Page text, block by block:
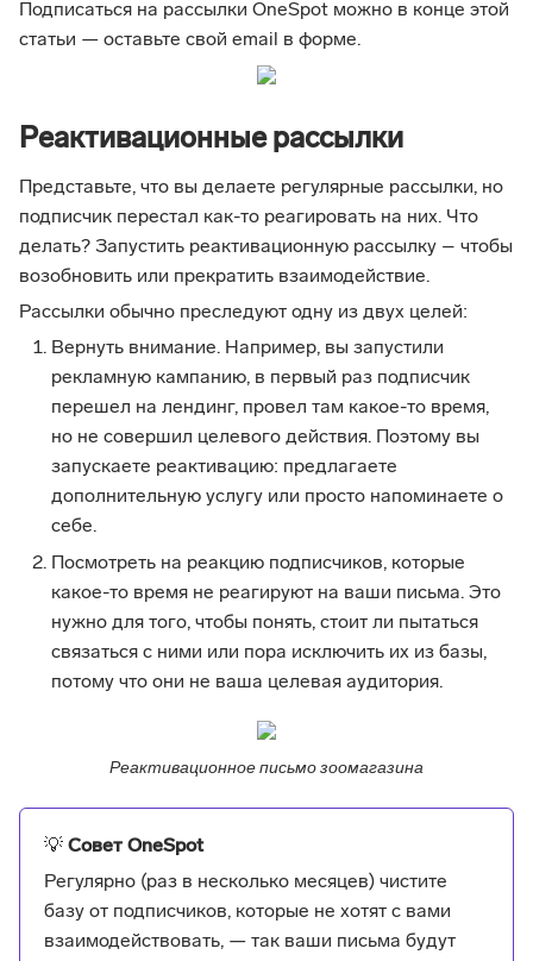
Подписаться на рассылки OneSpot можно в конце этой
статьи — оставьте свой email в форме.
Реактивационные рассылки
Представьте, что вы делаете регулярные рассылки, но
подписчик перестал как-то реагировать на них. Что
делать? Запустить реактивационную рассылку – чтобы
возобновить или прекратить взаимодействие.
Рассылки обычно преследуют одну из двух целей:
Вернуть внимание. Например, вы запустили
рекламную кампанию, в первый раз подписчик
перешел на лендинг, провел там какое-то время,
но не совершил целевого действия. Поэтому вы
запускаете реактивацию: предлагаете
дополнительную услугу или просто напоминаете о
себе.
Посмотреть на реакцию подписчиков, которые
какое-то время не реагируют на ваши письма. Это
нужно для того, чтобы понять, стоит ли пытаться
связаться с ними или пора исключить их из базы,
потому что они не ваша целевая аудитория.
Реактивационное письмо зоомагазина
💡 Совет OneSpot
Регулярно (раз в несколько месяцев) чистите
базу от подписчиков, которые не хотят с вами
взаимодействовать, — так ваши письма будут